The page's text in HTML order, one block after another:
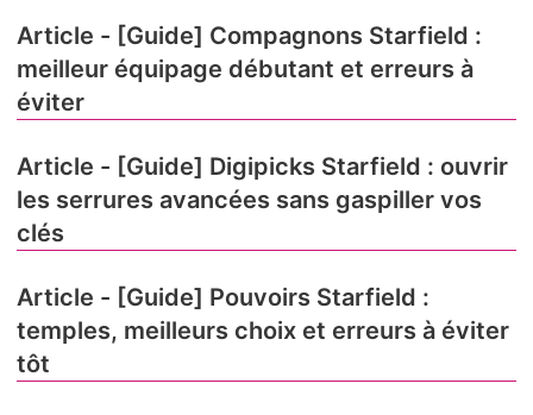
Article - [Guide] Compagnons Starfield :
meilleur équipage débutant et erreurs à
éviter
Article - [Guide] Digipicks Starfield : ouvrir
les serrures avancées sans gaspiller vos
clés
Article - [Guide] Pouvoirs Starfield :
temples, meilleurs choix et erreurs à éviter
tôt